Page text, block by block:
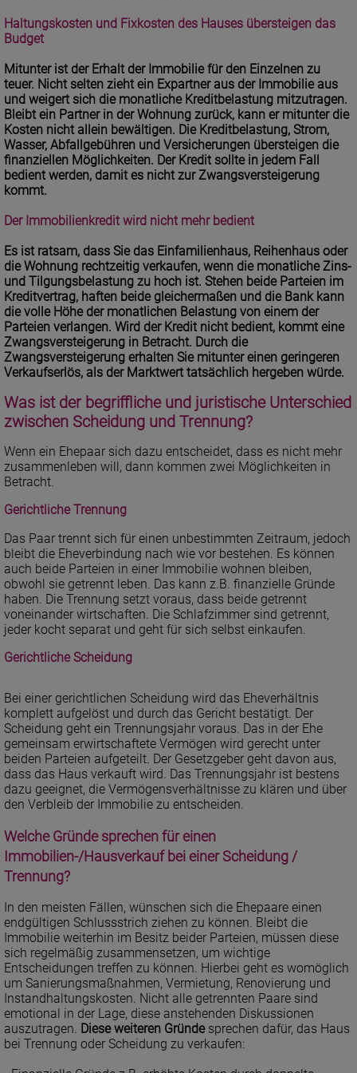
Haltungskosten und Fixkosten des Hauses übersteigen das
Budget
Mitunter ist der Erhalt der Immobiliefür den Einzelnen zu
teuer. Nicht selten zieht ein Expartner aus der Immobilie aus
und weigert sich die monatliche Kreditbelastung mitzutragen.
Bleibt ein Partner in der Wohnung zurück, kann er mitunter die
Kosten nicht allein bewältigen. Die Kreditbelastung, Strom,
Wasser, Abfallgebühren und Versicherungen übersteigen die
finanziellen Möglichkeiten. Der Kredit sollte in jedem Fall
bedient werden, damit es nicht zur Zwangsversteigerung
kommt.
Der Immobilienkredit wird nicht mehr bedient
Es ist ratsam, dass Sie das Einfamilienhaus, Reihenhaus oder
die Wohnung rechtzeitig verkaufen, wenn die monatliche Zins-
und Tilgungsbelastung zu hoch ist. Stehen beide Parteien im
Kreditvertrag, haften beide gleichermaßen und die Bank kann
die volle Höhe der monatlichen Belastung von einem der
Parteien verlangen. Wird der Kredit nicht bedient, kommt eine
Zwangsversteigerung in Betracht. Durch die
Zwangsversteigerung erhalten Sie mitunter einen geringeren
Verkaufserlös, als der Marktwert tatsächlich hergeben würde.
Was ist der begriffliche und juristische Unterschied
zwischen Scheidung und Trennung?
Wenn ein Ehepaar sich dazu entscheidet, dass es nicht mehr
zusammenleben will, dann kommen zwei Möglichkeiten in
Betracht.
Gerichtliche Trennung
Das Paar trennt sich für einen unbestimmten Zeitraum, jedoch
bleibt die Eheverbindung nach wie vor bestehen. Es können
auch beide Parteien in einer Immobilie wohnen bleiben,
obwohl sie getrennt leben. Das kann z.B. finanzielle Gründe
haben. Die Trennung setzt voraus, dass beide getrennt
voneinander wirtschaften. Die Schlafzimmer sind getrennt,
jeder kocht separat und geht für sich selbst einkaufen.
Gerichtliche Scheidung
Bei einer gerichtlichen Scheidung wird das Eheverhältnis
komplett aufgelöst und durch das Gericht bestätigt. Der
Scheidung geht ein Trennungsjahr voraus. Das in der Ehe
gemeinsam erwirtschaftete Vermögen wird gerecht unter
beiden Parteien aufgeteilt. Der Gesetzgeber geht davon aus,
dass das Haus verkauft wird. Das Trennungsjahr ist bestens
dazu geeignet, die Vermögensverhältnisse zu klären und über
den Verbleib der Immobilie zu entscheiden.
Welche Gründe sprechen für einen
Immobilien-/Hausverkauf bei einer Scheidung /
Trennung?
In den meisten Fällen, wünschen sich die Ehepaare einen
endgültigen Schlussstrich ziehen zu können. Bleibt die
Immobilie weiterhin im Besitz beider Parteien, müssen diese
sich regelmäßig zusammensetzen, um wichtige
Entscheidungen treffen zu können. Hierbei geht es womöglich
um Sanierungsmaßnahmen, Vermietung, Renovierung und
Instandhaltungskosten. Nicht alle getrennten Paare sind
emotional in der Lage, diese anstehenden Diskussionen
auszutragen. Diese weiteren Gründesprechen dafür, das Haus
bei Trennung oder Scheidung zu verkaufen: